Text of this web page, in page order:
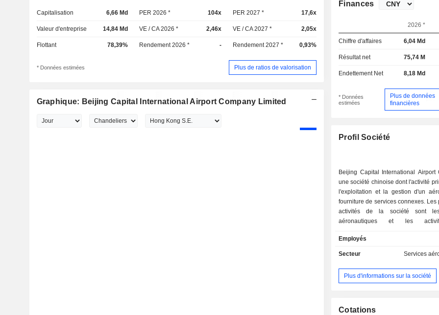
Capitalisation 6,66 Md PER 2026 * 104x PER 2027 * 17,6x
Valeur d'entreprise 14,84 Md VE / CA 2026 * 2,46x VE / CA 2027 * 2,05x
Flottant 78,39% Rendement 2026 * - Rendement 2027 * 0,93%
* Données estimées Plus de ratios de valorisation
Graphique: Beijing Capital International Airport Company Limited
Finances
2026 *
Chiffre d'affaires 6,04 Md
Résultat net 75,74 M
Endettement Net 8,18 Md
* Données
estimées
Plus de données
financières
Profil Société
Beijing Capital International Airport
une société chinoise dont l'activité
l'exploitation et la gestion d'un
fourniture de services connexes. Les
activités de la société sont
aéronautiques et les
comprennent les mouvements
services aux passagers. Les
vente au détail, les restaurants et les
d'alimentation, les services aux
ressources. La société exerce
Employés
Secteur Services
Plus d'informations sur la société
Cotations